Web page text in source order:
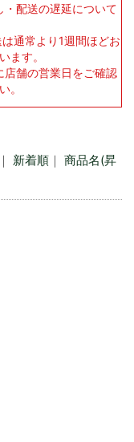
・配送の遅延について
通常より1週間ほどお
ます。
店舗の営業日をご確認
。
｜ 新着順 ｜ 商品名(昇